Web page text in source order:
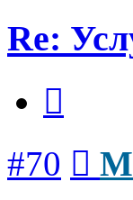
Re:
#70